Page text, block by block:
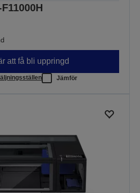
att få bli uppringd
Jämför